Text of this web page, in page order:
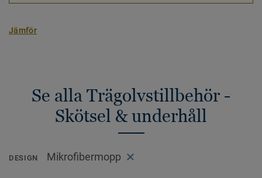
Jämför
Se alla Trägolvstillbehör -
Skötsel & underhåll
DESIGN Mikrofibermopp